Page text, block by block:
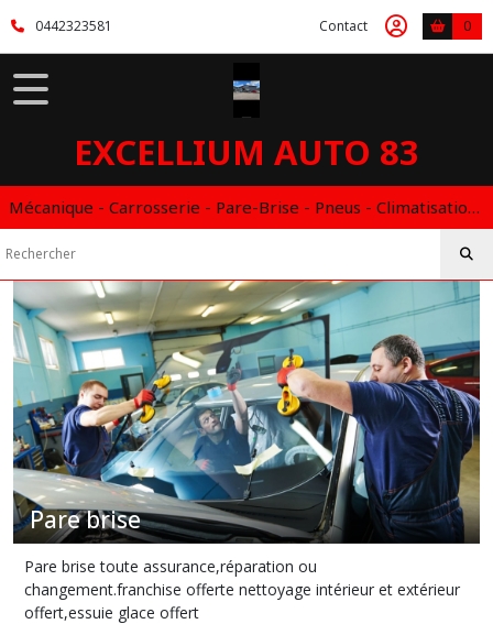
0442323581 Contact 0
EXCELLIUM AUTO 83
Mécanique - Carrosserie - Pare-Brise - Pneus - Climatisation - Entretien - Vidange Boite Auto - Boitier éthanol
Pare brise
Pare brise toute assurance,réparation ou
changement.franchise offerte nettoyage intérieur et extérieur
offert,essuie glace offert
Fermer
FILTRES
Afficher
les
résultats